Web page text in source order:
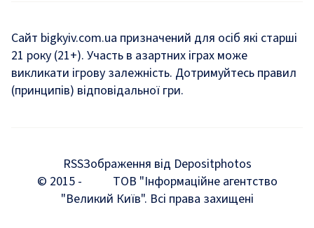
Комуналка
Хроніки війни
Мегаполіс
Київщина
Сайт bigkyiv.com.ua призначений для осіб які старші
21 року (21+). Участь в азартних іграх може
викликати ігрову залежність. Дотримуйтесь правил
(принципів) відповідальної гри.
RSSЗображення від Depositphotos
© 2015 -
ТОВ "Інформаційне агентство
"Великий Київ". Всі права захищені